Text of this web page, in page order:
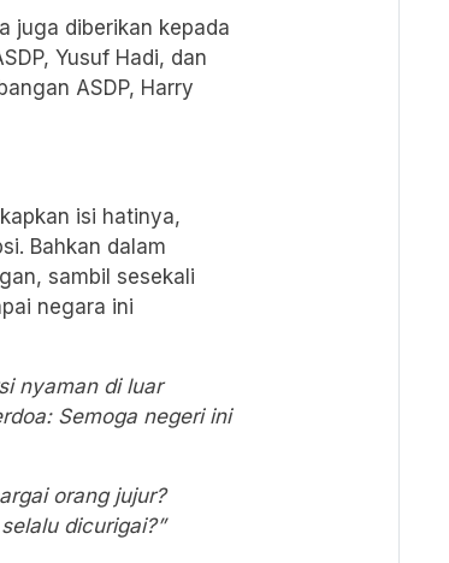
juga diberikan kepada
Yusuf Hadi, dan
ASDP, Harry
isi hatinya,
Bahkan dalam
sambil sesekali
negara ini
nyaman di luar
Semoga negeri ini
orang jujur?
dicurigai?”